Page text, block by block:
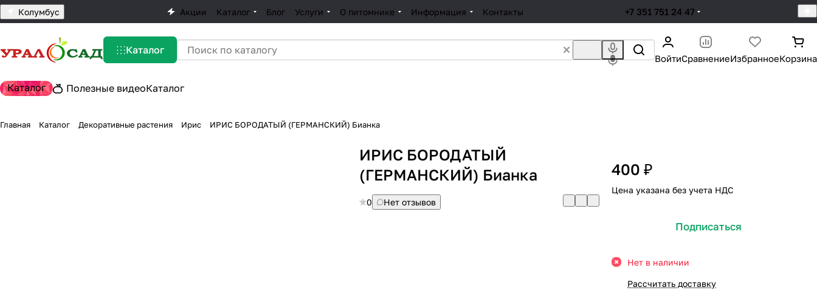
Колумбус Акции Каталог Блог Услуги О питомнике Информация Контакты +7 351 751 24 47
Каталог
ВойтиСравнениеИзбранноеКорзина
Каталог Полезные видеоКаталог
Главная Каталог Декоративные растения Ирис ИРИС БОРОДАТЫЙ (ГЕРМАНСКИЙ) Бианка
ИРИС БОРОДАТЫЙ
(ГЕРМАНСКИЙ) Бианка
0 Нет отзывов
400 ₽
Цена указана без учета НДС
Подписаться
Нет в наличии
Рассчитать доставку